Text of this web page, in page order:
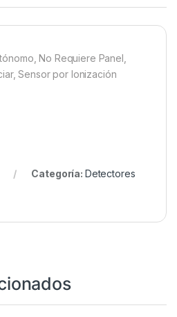
No Requiere Panel,
Sensor por Ionización
Categoría: Detectores